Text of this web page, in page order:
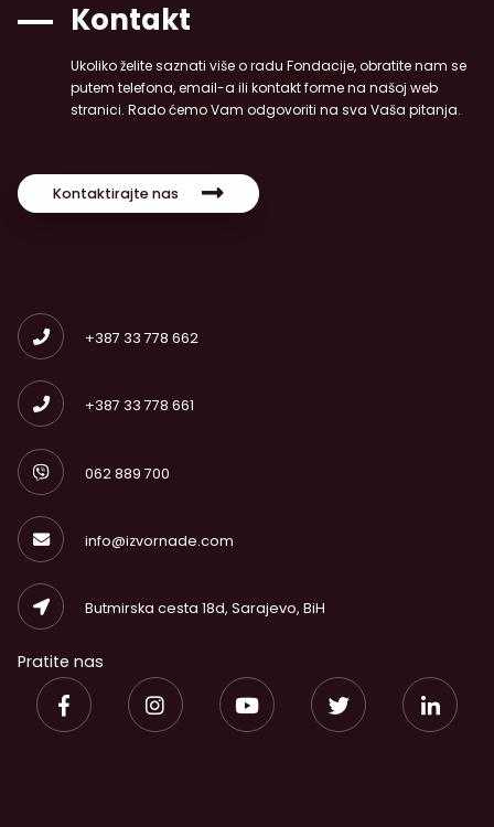
Kontakt
Ukoliko želite saznati više o radu Fondacije, obratite nam se
putem telefona, email-a ili kontakt forme na našoj web
stranici. Rado ćemo Vam odgovoriti na sva Vaša pitanja.
Kontaktirajte nas
+387 33 778 662
+387 33 778 661
062 889 700
info@izvornade.com
Butmirska cesta 18d, Sarajevo, BiH
Pratite nas